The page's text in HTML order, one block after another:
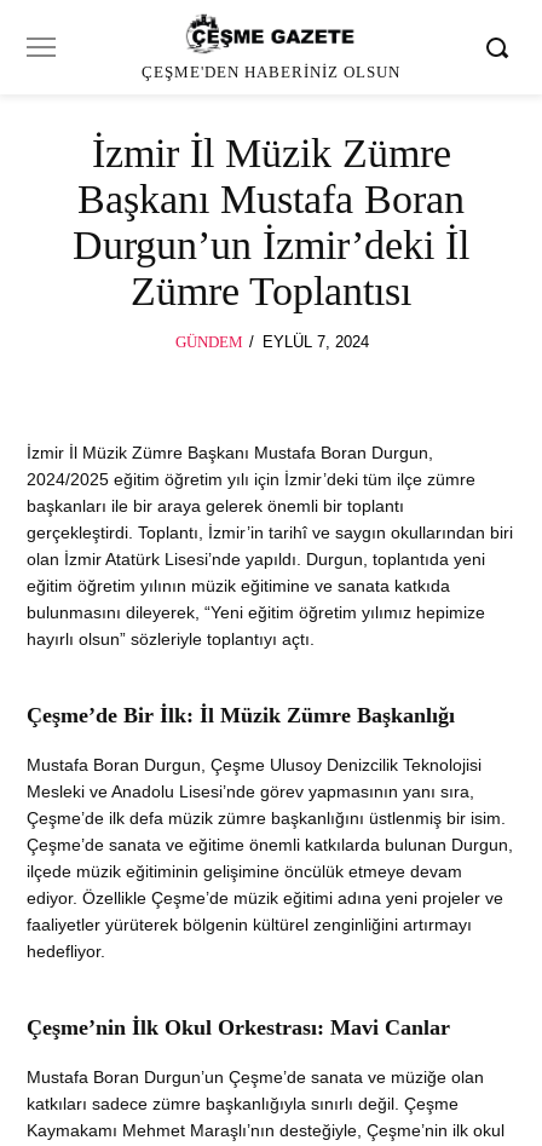
ÇEŞME'DEN HABERINIZ OLSUN
İzmir İl Müzik Zümre
Başkanı Mustafa Boran
Durgun’un İzmir’deki İl
Zümre Toplantısı
GÜNDEM
POSTED
EYLÜL 7, 2024
İzmir İl Müzik Zümre Başkanı Mustafa Boran Durgun,
2024/2025 eğitim öğretim yılı için İzmir’deki tüm ilçe zümre
başkanları ile bir araya gelerek önemli bir toplantı
gerçekleştirdi. Toplantı, İzmir’in tarihî ve saygın okullarından biri
olan İzmir Atatürk Lisesi’nde yapıldı. Durgun, toplantıda yeni
eğitim öğretim yılının müzik eğitimine ve sanata katkıda
bulunmasını dileyerek, “Yeni eğitim öğretim yılımız hepimize
hayırlı olsun” sözleriyle toplantıyı açtı.
Çeşme’de Bir İlk: İl Müzik Zümre Başkanlığı
Mustafa Boran Durgun, Çeşme Ulusoy Denizcilik Teknolojisi
Mesleki ve Anadolu Lisesi’nde görev yapmasının yanı sıra,
Çeşme’de ilk defa müzik zümre başkanlığını üstlenmiş bir isim.
Çeşme’de sanata ve eğitime önemli katkılarda bulunan Durgun,
ilçede müzik eğitiminin gelişimine öncülük etmeye devam
ediyor. Özellikle Çeşme’de müzik eğitimi adına yeni projeler ve
faaliyetler yürüterek bölgenin kültürel zenginliğini artırmayı
hedefliyor.
Çeşme’nin İlk Okul Orkestrası: Mavi Canlar
Mustafa Boran Durgun’un Çeşme’de sanata ve müziğe olan
katkıları sadece zümre başkanlığıyla sınırlı değil. Çeşme
Kaymakamı Mehmet Maraşlı’nın desteğiyle, Çeşme’nin ilk okul